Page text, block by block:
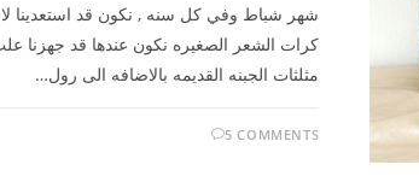
شهر شباط وفي كل سنه , نكون قد استعدينا
كرات الشعر الصغيره نكون عندها قد جهزنا
مثلثات الجبنه القديمه بالاضافه الى رول…
5 COMMENTS